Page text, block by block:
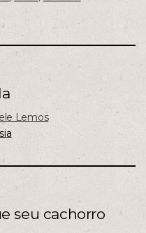
Lemos
seu cachorro